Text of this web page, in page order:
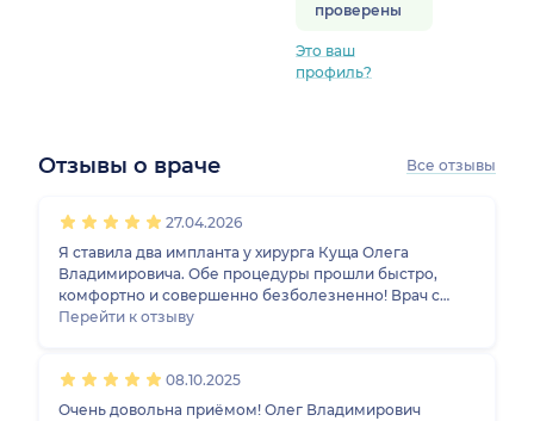
проверены
Это ваш
профиль?
Отзывы о враче Все отзывы
27.04.2026
Я ставила два импланта у хирурга Куща Олега
Владимировича. Обе процедуры прошли быстро,
комфортно и совершенно безболезненно! Врач с
золотыми руками и добрым сердцем. Всегда вежлив,
Владимирович за ваш труд и чуткое отношение к
пациентам!
Перейти к отзыву
08.10.2025
Очень довольна приёмом! Олег Владимирович